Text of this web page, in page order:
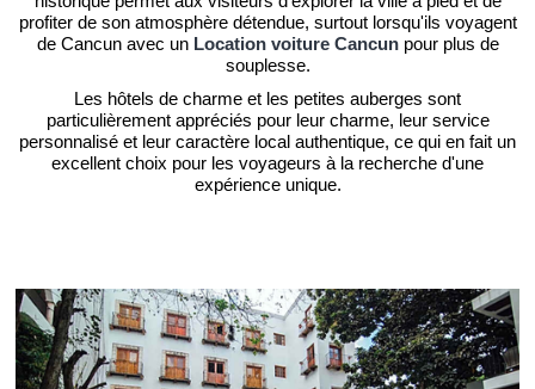
profiter de son atmosphère détendue, surtout lorsqu'ils voyagent
de Cancun avec un Location voiture Cancunpour plus de
souplesse.
Les hôtels de charme et les petites auberges sont
particulièrement appréciés pour leur charme, leur service
personnalisé et leur caractère local authentique, ce qui en fait un
excellent choix pour les voyageurs à la recherche d'une
expérience unique.